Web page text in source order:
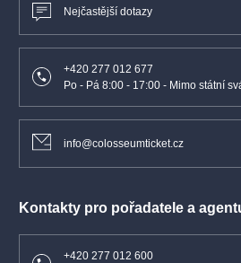
Nejčastější dotazy
+420 277 012 677
Po - Pá 8:00 - 17:00 - Mimo státní
info@colosseumticket.cz
Kontakty pro pořadatele a
+420 277 012 600